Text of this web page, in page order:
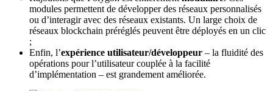
modules permettent de développer des réseaux personnalisés
ou d’interagir avec des réseaux existants. Un large choix de
réseaux blockchain préréglés peuvent être déployés en un clic
;
Enfin, l’expérience utilisateur/développeur – la fluidité des
opérations pour l’utilisateur couplée à la facilité
d’implémentation – est grandement améliorée.